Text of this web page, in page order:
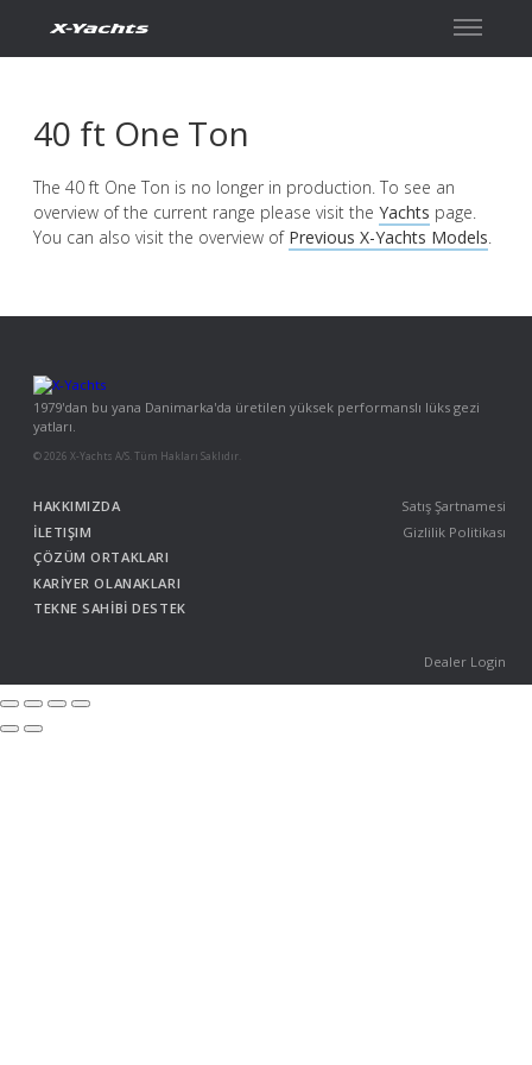
40 ft One Ton
The 40 ft One Ton is no longer in production. To see an
overview of the current range please visit the Yachts page.
You can also visit the overview of Previous X-Yachts Models.
1979'dan bu yana Danimarka'da üretilen yüksek performanslı lüks gezi
yatları.
© 2026 X-Yachts A/S. Tüm Hakları Saklıdır.
HAKKIMIZDA
İLETIŞIM
ÇÖZÜM ORTAKLARI
KARİYER OLANAKLARI
TEKNE SAHİBİ DESTEK
Dealer Login
Satış Şartnamesi
Gizlilik Politikası